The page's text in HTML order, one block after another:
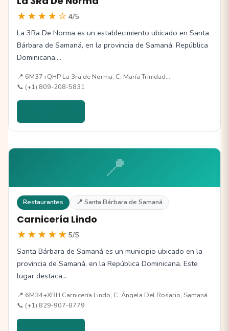
★★★★☆ 4/5
La 3Ra De Norma es un establecimiento ubicado en Santa
Bárbara de Samaná, en la provincia de Samaná, República
Dominicana.…
📍 6M37+QHP La 3ra de Norma, C. María Trinidad…
📞 (+1) 809-208-5831
📍
Restaurantes 📍 Santa Bárbara de Samaná
Carnicería Lindo
★★★★★ 5/5
Santa Bárbara de Samaná es un municipio ubicado en la
provincia de Samaná, en la República Dominicana. Este
lugar destaca…
📍 6M34+XRH Carnicería Lindo, C. Ángela Del Rosario, Samaná…
📞 (+1) 829-907-8779